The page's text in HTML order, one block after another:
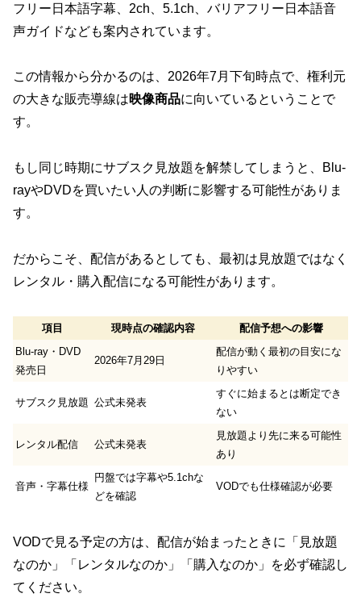
フリー日本語字幕、2ch、5.1ch、バリアフリー日本語音
声ガイドなども案内されています。
この情報から分かるのは、2026年7月下旬時点で、権利元
の大きな販売導線は映像商品に向いているということで
す。
もし同じ時期にサブスク見放題を解禁してしまうと、Blu-
rayやDVDを買いたい人の判断に影響する可能性がありま
す。
だからこそ、配信があるとしても、最初は見放題ではなく
レンタル・購入配信になる可能性があります。
項目 現時点の確認内容
配信予想への影響
Blu-ray・DVD
発売日
2026年7月29日
配信が動く最初の目安にな
りやすい
サブスク見放題 公式未発表
すぐに始まるとは断定でき
ない
レンタル配信 公式未発表
見放題より先に来る可能性
あり
音声・字幕仕様
円盤では字幕や5.1chな
どを確認
VODでも仕様確認が必要
VODで見る予定の方は、配信が始まったときに「見放題
なのか」「レンタルなのか」「購入なのか」を必ず確認し
てください。